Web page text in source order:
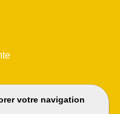
votre navigation